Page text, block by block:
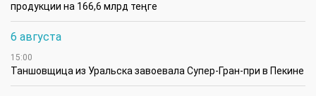
продукции на 166,6 млрд теңге
6 августа
15:00
Таншовщица из Уральска завоевала Супер-Гран-при в Пекине